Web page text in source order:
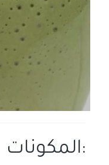
:المكونات